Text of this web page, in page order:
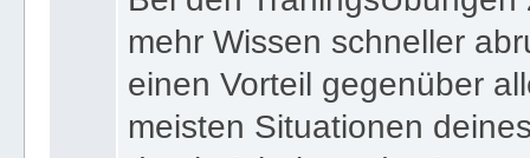
mehr Wissen schneller
einen Vorteil gegenüber
meisten Situationen